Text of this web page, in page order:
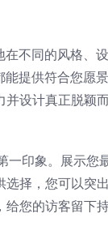
不同的风格、
提供符合您愿
设计真正脱颖而
印象。展示您
择，您可以突
您的访客留下持